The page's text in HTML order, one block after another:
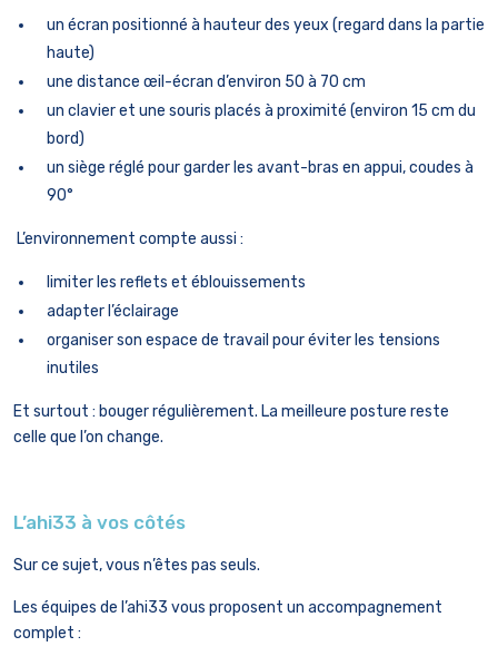
un écran positionné à hauteur des yeux (regard dans la partie
haute)
une distance œil-écran d’environ 50 à 70 cm
un clavier et une souris placés à proximité (environ 15 cm du
bord)
un siège réglé pour garder les avant-bras en appui, coudes à
90°
L’environnement compte aussi :
limiter les reflets et éblouissements
adapter l’éclairage
organiser son espace de travail pour éviter les tensions
inutiles
Et surtout : bouger régulièrement. La meilleure posture reste
celle que l’on change.
L’ahi33 à vos côtés
Sur ce sujet, vous n’êtes pas seuls.
Les équipes de l’ahi33 vous proposent un accompagnement
complet :